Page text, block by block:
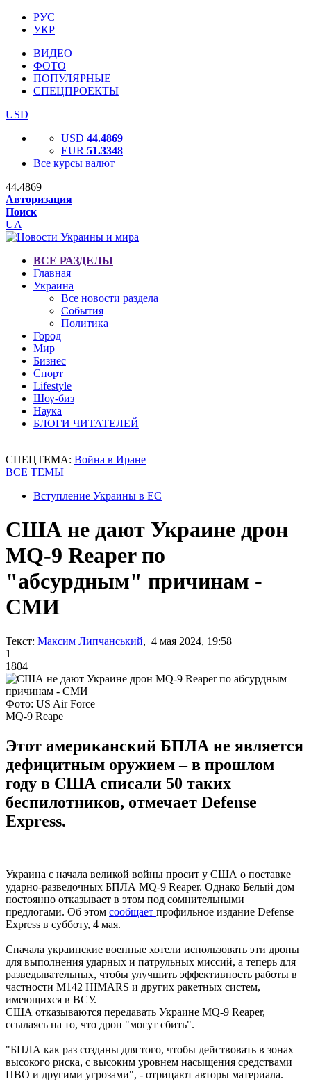
РУС
УКР
ВИДЕО
ФОТО
ПОПУЛЯРНЫЕ
СПЕЦПРОЕКТЫ
USD
USD 44.4869
EUR 51.3348
Все курсы валют
44.4869
Авторизация
Поиск
UA
ВСЕ РАЗДЕЛЫ
Главная
Украина
Все новости раздела
События
Политика
Город
Мир
Бизнес
Спорт
Lifestyle
Шоу-биз
Наука
БЛОГИ ЧИТАТЕЛЕЙ
СПЕЦТЕМА: Война в Иране
ВСЕ ТЕМЫ
Вступление Украины в ЕС
США не дают Украине дрон
MQ-9 Reaper по
"абсурдным" причинам -
СМИ
Текст: Максим Липчанський, 4 мая 2024, 19:58
1
1804
Фото: US Air Force
MQ-9 Reape
Этот американский БПЛА не является
дефицитным оружием – в прошлом
году в США списали 50 таких
беспилотников, отмечает Defense
Express.
Украина с начала великой войны просит у США о поставке
ударно-разведочных БПЛА MQ-9 Reaper. Однако Белый дом
постоянно отказывает в этом под сомнительными
предлогами. Об этом сообщает профильное издание Defense
Express в субботу, 4 мая.
Сначала украинские военные хотели использовать эти дроны
для выполнения ударных и патрульных миссий, а теперь для
разведывательных, чтобы улучшить эффективность работы в
частности M142 HIMARS и других ракетных систем,
имеющихся в ВСУ.
США отказываются передавать Украине MQ-9 Reaper,
ссылаясь на то, что дрон "могут сбить".
"БПЛА как раз созданы для того, чтобы действовать в зонах
высокого риска, с высоким уровнем насыщения средствами
ПВО и другими угрозами", - отрицают авторы материала.